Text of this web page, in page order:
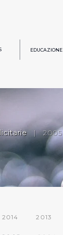
EDUCAZIONE
| 2005
2014 2013